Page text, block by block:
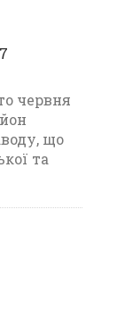
червня
що
та